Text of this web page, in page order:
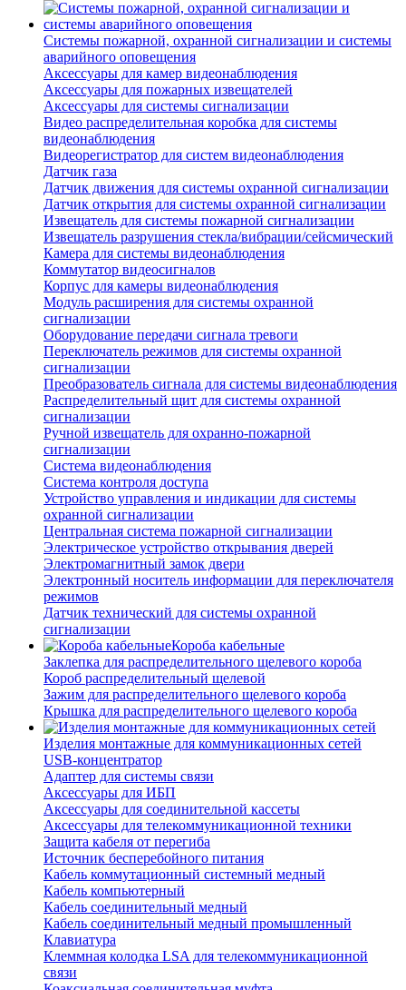
Системы пожарной, охранной сигнализации и системы
аварийного оповещения
Аксессуары для камер видеонаблюдения
Аксессуары для пожарных извещателей
Аксессуары для системы сигнализации
Видео распределительная коробка для системы
видеонаблюдения
Видеорегистратор для систем видеонаблюдения
Датчик газа
Датчик движения для системы охранной сигнализации
Датчик открытия для системы охранной сигнализации
Извещатель для системы пожарной сигнализации
Извещатель разрушения стекла/вибрации/сейсмический
Камера для системы видеонаблюдения
Коммутатор видеосигналов
Корпус для камеры видеонаблюдения
Модуль расширения для системы охранной
сигнализации
Оборудование передачи сигнала тревоги
Переключатель режимов для системы охранной
сигнализации
Преобразователь сигнала для системы видеонаблюдения
Распределительный щит для системы охранной
сигнализации
Ручной извещатель для охранно-пожарной
сигнализации
Система видеонаблюдения
Система контроля доступа
Устройство управления и индикации для системы
охранной сигнализации
Центральная система пожарной сигнализации
Электрическое устройство открывания дверей
Электромагнитный замок двери
Электронный носитель информации для переключателя
режимов
Датчик технический для системы охранной
сигнализации
Короба кабельные
Заклепка для распределительного щелевого короба
Короб распределительный щелевой
Зажим для распределительного щелевого короба
Крышка для распределительного щелевого короба
Изделия монтажные для коммуникационных сетей
USB-концентратор
Адаптер для системы связи
Аксессуары для ИБП
Аксессуары для соединительной кассеты
Аксессуары для телекоммуникационной техники
Защита кабеля от перегиба
Источник бесперебойного питания
Кабель коммутационный системный медный
Кабель компьютерный
Кабель соединительный медный
Кабель соединительный медный промышленный
Клавиатура
Клеммная колодка LSA для телекоммуникационной
связи